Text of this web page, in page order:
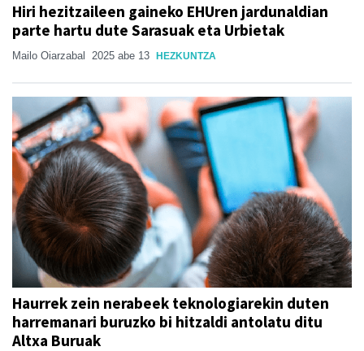
Hiri hezitzaileen gaineko EHUren jardunaldian
parte hartu dute Sarasuak eta Urbietak
Mailo Oiarzabal 2025 abe 13 HEZKUNTZA
Haurrek zein nerabeek teknologiarekin duten
harremanari buruzko bi hitzaldi antolatu ditu
Altxa Buruak